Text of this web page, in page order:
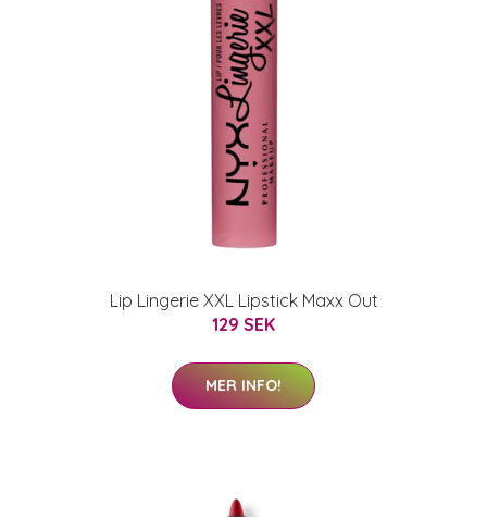
Lip Lingerie XXL Lipstick Maxx Out
129 SEK
MER INFO!